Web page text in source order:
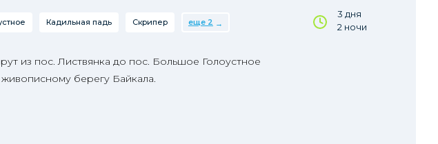
3 дня
2 ночи
Кадильная падь Скрипер еще 2
из пос. Листвянка до пос. Большое Голоустное
берегу Байкала.